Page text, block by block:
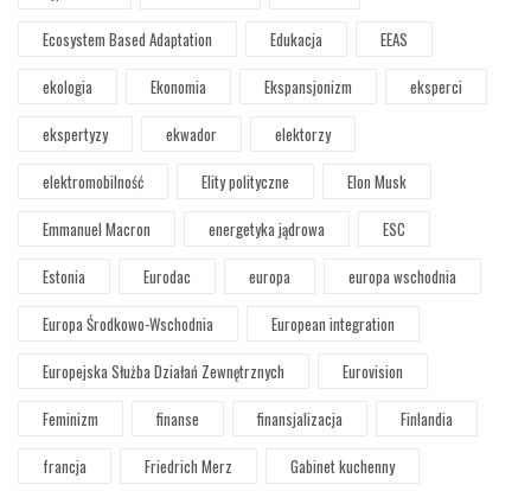
Ecosystem Based Adaptation
Edukacja
EEAS
ekologia
Ekonomia Ekspansjonizm
eksperci
ekspertyzy
ekwador
elektorzy
elektromobilność
Elity polityczne
Elon Musk
Emmanuel Macron
energetyka jądrowa
ESC
Estonia
Eurodac europa
europa wschodnia
Europa Środkowo-Wschodnia
European integration
Europejska Służba Działań Zewnętrznych
Eurovision
Feminizm
finanse finansjalizacja
Finlandia
francja
Friedrich Merz
Gabinet kuchenny